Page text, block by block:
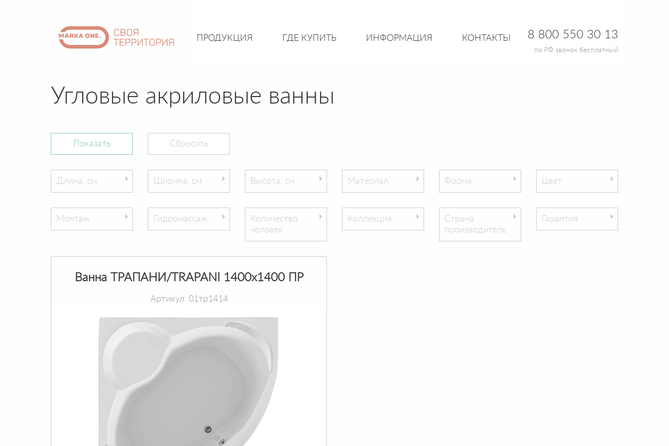
ПРОДУКЦИЯ ГДЕ КУПИТЬ ИНФОРМАЦИЯ КОНТАКТЫ 8 800 550 30 13
по РФ звонок бесплатный
Угловые акриловые ванны
Длина, см Ширина, см Высота, см Материал Форма Цвет
Монтаж Гидромассаж
Количество
человек
Коллекция
Страна
производитель
Гарантия
Ванна ТРАПАНИ/TRAPANI 1400х1400 ПР
Артикул: 01тр1414